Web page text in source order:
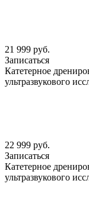
21 999 руб.
Записаться
Катетерное
ультразвукового
22 999 руб.
Записаться
Катетерное
ультразвукового